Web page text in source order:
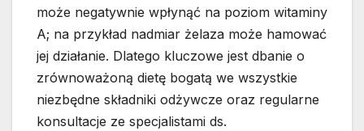
może negatywnie wpłynąć na poziom witaminy
A; na przykład nadmiar żelaza może hamować
jej działanie. Dlatego kluczowe jest dbanie o
zrównoważoną dietę bogatą we wszystkie
niezbędne składniki odżywcze oraz regularne
konsultacje ze specjalistami ds.